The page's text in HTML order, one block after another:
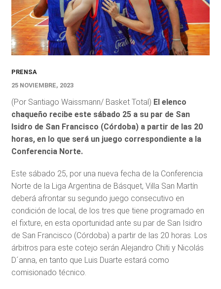
PRENSA
25 NOVIEMBRE, 2023
(Por Santiago Waissmann/ Basket Total) El elenco
chaqueño recibe este sábado 25 a su par de San
Isidro de San Francisco (Córdoba) a partir de las 20
horas, en lo que será un juego correspondiente a la
Conferencia Norte.
Este sábado 25, por una nueva fecha de la Conferencia
Norte de la Liga Argentina de Básquet, Villa San Martín
deberá afrontar su segundo juego consecutivo en
condición de local, de los tres que tiene programado en
el fixture, en esta oportunidad ante su par de San Isidro
de San Francisco (Córdoba) a partir de las 20 horas. Los
árbitros para este cotejo serán Alejandro Chiti y Nicolás
D´anna, en tanto que Luis Duarte estará como
comisionado técnico.